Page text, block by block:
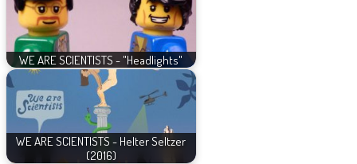
WE ARE SCIENTISTS - "Headlights"
WE ARE SCIENTISTS - Helter Seltzer
(2016)